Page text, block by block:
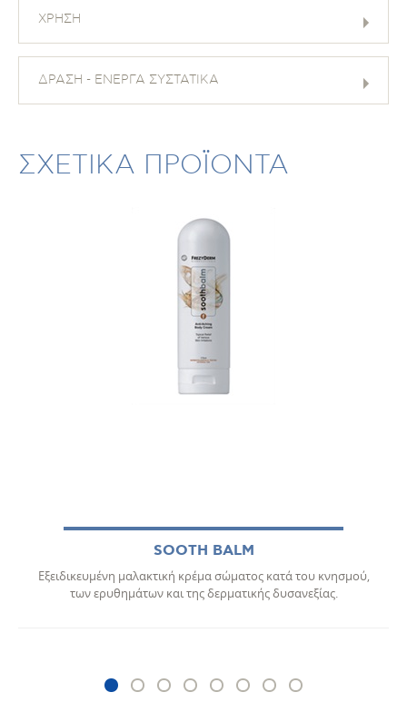
ΧΡΗΣΗ
ΔΡΑΣΗ - ΕΝΕΡΓΑ ΣΥΣΤΑΤΙΚΑ
ΣΧΕΤΙΚΑ ΠΡΟΪΟΝΤΑ
SOOTH BALM
Εξειδικευμένη μαλακτική κρέμα σώματος κατά του κνησμού,
των ερυθημάτων και της δερματικής δυσανεξίας.